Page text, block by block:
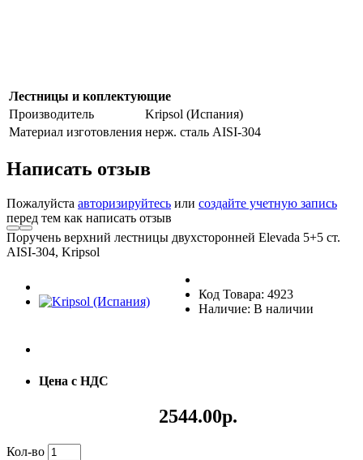
Лестницы и коплектующие
Производитель
Kripsol (Испания)
Материал изготовления нерж. сталь AISI-304
Написать отзыв
Пожалуйста авторизируйтесь или создайте учетную запись
перед тем как написать отзыв
Поручень верхний лестницы двухсторонней Elevada 5+5 ст.
AISI-304, Kripsol
Код Товара: 4923
Наличие: В наличии
Цена с НДС
2544.00р.
Кол-во